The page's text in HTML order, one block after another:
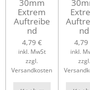
30mm
Extrem
Auftreibe
nd
4,79 €
inkl. MwSt
zzgl.
Versandkosten
nd
4,79
inkl.
zzgl.